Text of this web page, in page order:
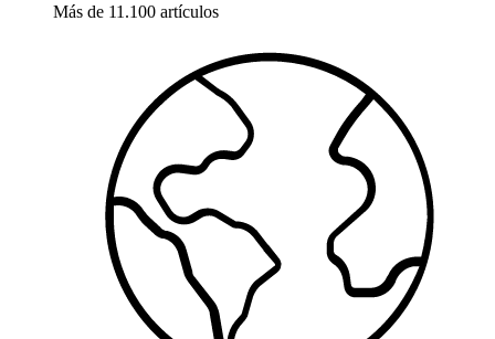
Más de 11.100 artículos